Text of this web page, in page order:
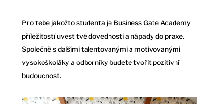
Pro tebe jakožto studenta je Business Gate Academy
příležitostí uvést tvé dovednosti a nápady do praxe.
Společně s dalšími talentovanými a motivovanými
vysokoškoláky a odborníky budete tvořit pozitivní
budoucnost.